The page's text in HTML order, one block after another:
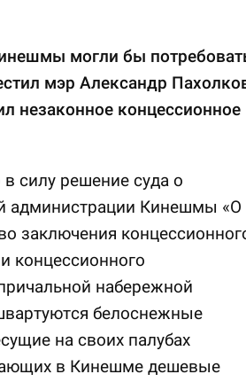
могли бы
мэр Александр
незаконное концессионное
силу решение суда о
администрации Кинешмы «О
заключения
концессионного
набережной
белоснежные
на своих палубах
в Кинешме дешевые